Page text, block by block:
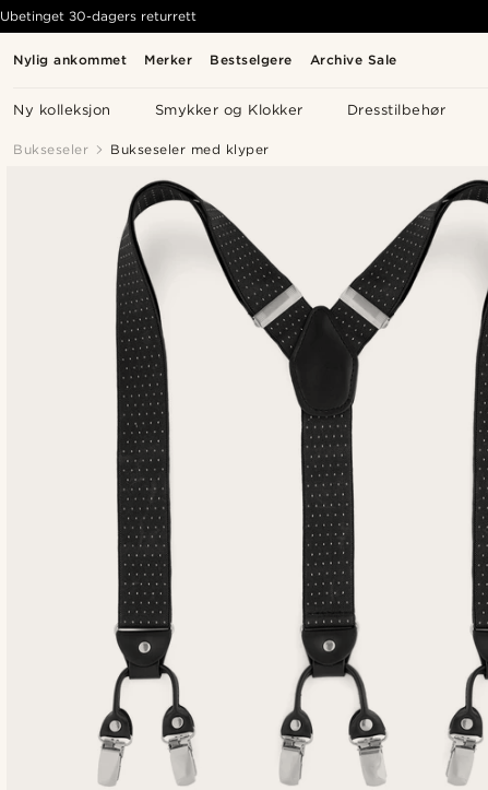
Nylig ankommet Merker Bestselgere Archive Sale
Ny kolleksjon Smykker og Klokker Dresstilbehør
Ubetinget 30-dagers returrett
Bukseseler Bukseseler med klyper